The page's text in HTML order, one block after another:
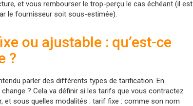
et vous rembourser le trop-perçu le cas échéant (il est
le fournisseur soit sous-estimée).
ou ajustable : qu’est-ce
?
parler des différents types de tarification. En
change ? Cela va définir si les tarifs que vous contractez
et sous quelles modalités : tarif fixe : comme son nom